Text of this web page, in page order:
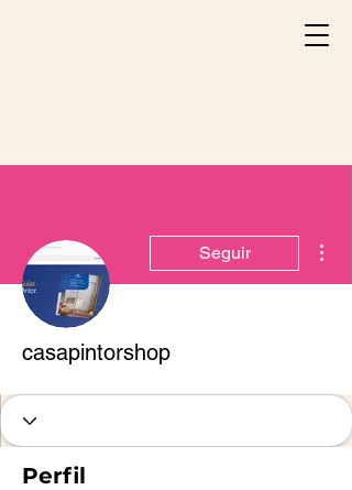
Seguir
casapintorshop
Perfil